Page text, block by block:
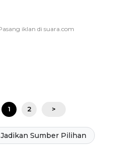
1 2 >
Jadikan Sumber Pilihan